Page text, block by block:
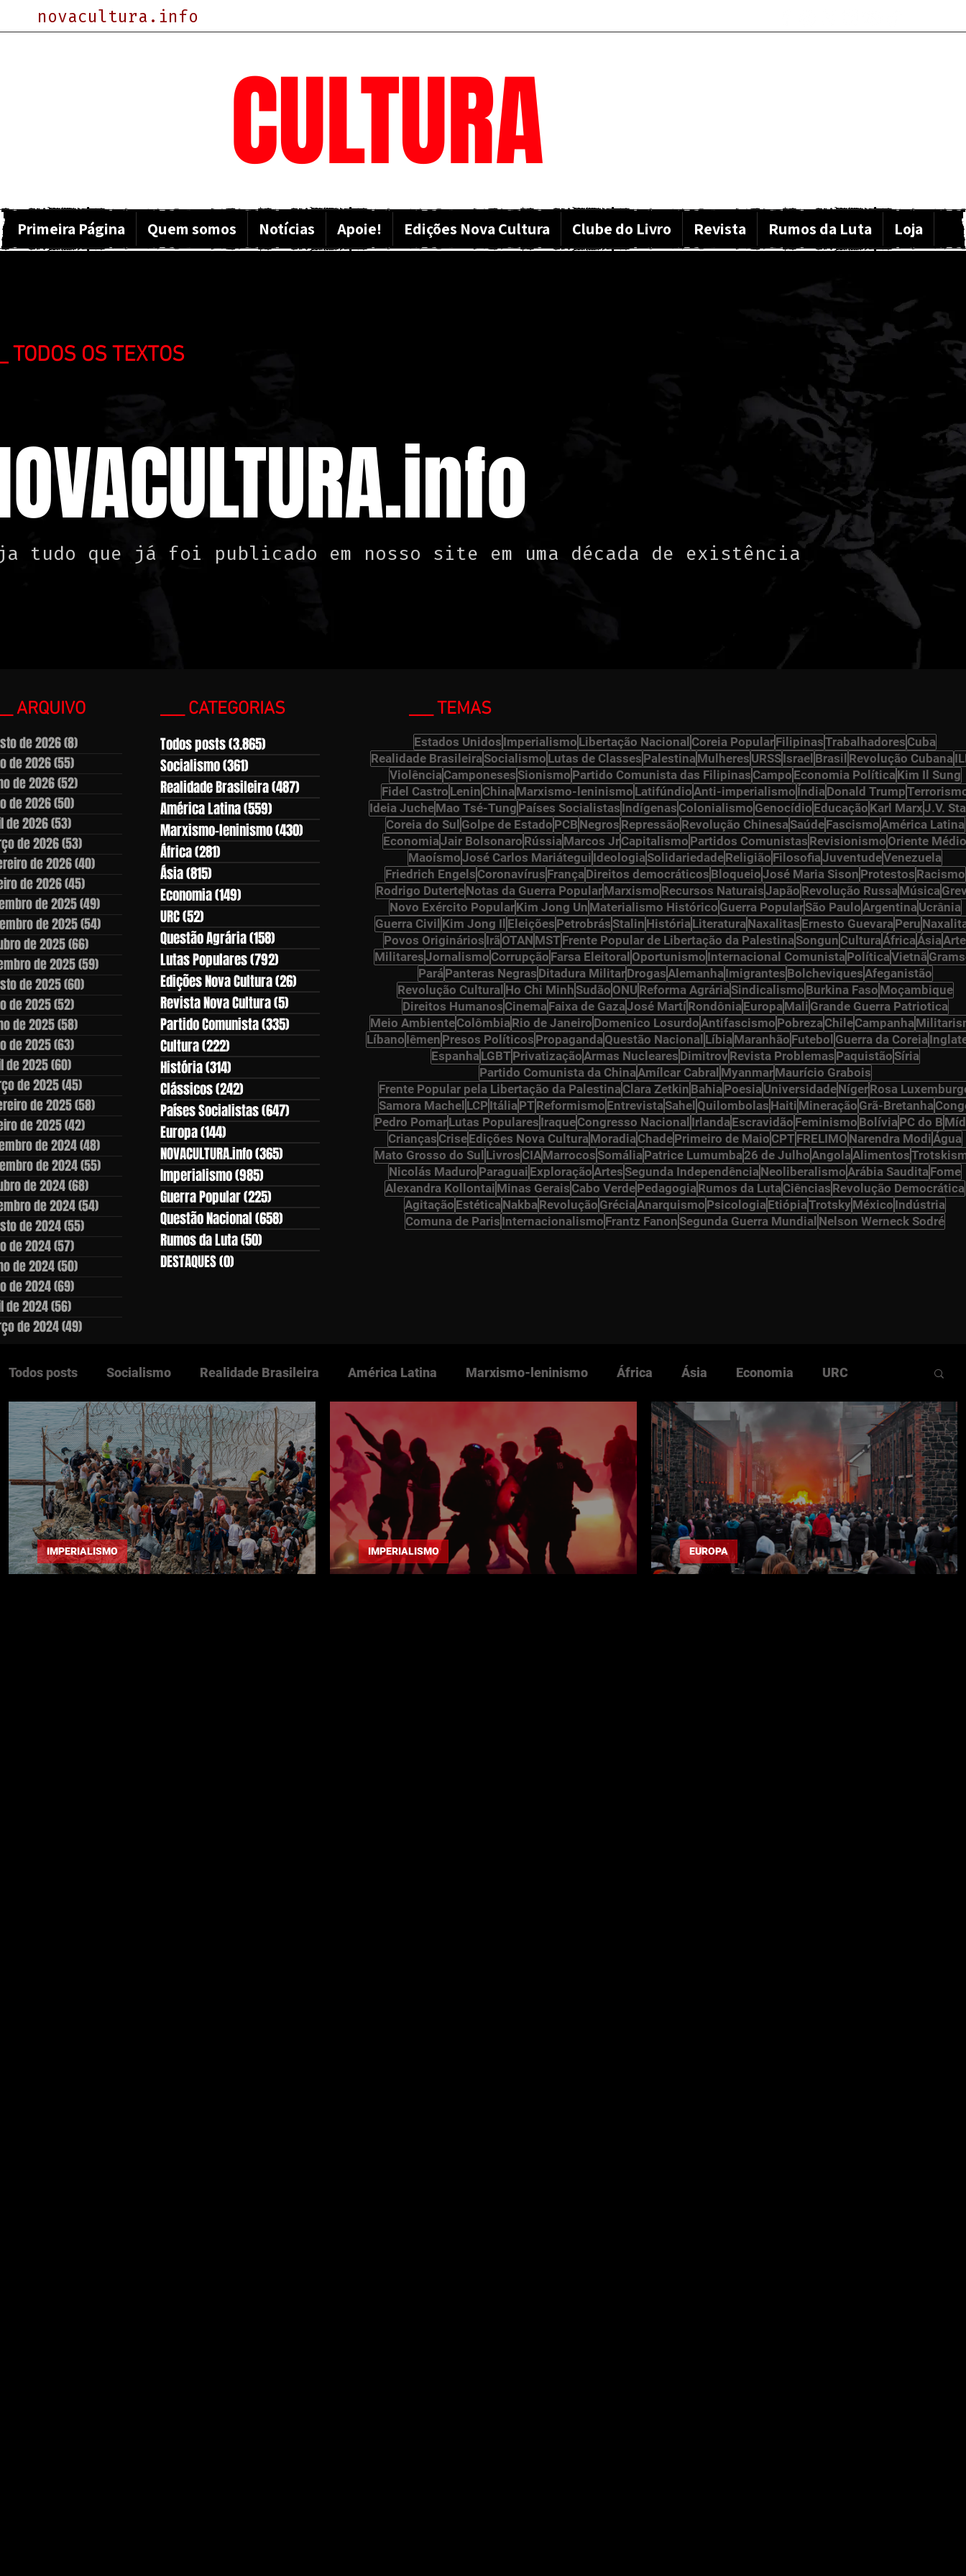
novacultura.info
CULTURA
Primeira Página Quem somos Notícias Apoie! Edições Nova Cultura Clube do Livro Revista Rumos da Luta Loja
TODOS OS TEXTOS
tudo que já foi publicado em nosso site em uma década de existência
ARQUIVO ___ CATEGORIAS ___ TEMAS
de 2026(8)
de 2026(55)
de 2026(52)
de 2026(50)
de 2026(53)
de 2026(53)
de 2026(40)
de 2026(45)
de 2025(49)
de 2025(54)
de 2025(66)
de 2025(59)
de 2025(60)
de 2025(52)
de 2025(58)
de 2025(63)
de 2025(60)
de 2025(45)
de 2025(58)
de 2025(42)
de 2024(48)
de 2024(55)
de 2024(68)
de 2024(54)
de 2024(55)
de 2024(57)
de 2024(50)
de 2024(69)
de 2024(56)
de 2024(49)
Todos posts(3.865)
Socialismo(361)
Realidade Brasileira(487)
América Latina(559)
Marxismo-leninismo(430)
África(281)
Ásia(815)
Economia(149)
URC(52)
Questão Agrária(158)
Lutas Populares(792)
Edições Nova Cultura(26)
Revista Nova Cultura(5)
Partido Comunista(335)
Cultura(222)
História(314)
Clássicos(242)
Países Socialistas(647)
Europa(144)
NOVACULTURA.info(365)
Imperialismo(985)
Guerra Popular(225)
Questão Nacional(658)
Rumos da Luta(50)
DESTAQUES(0)
Estados Unidos Imperialismo Libertação Nacional Coreia PopularFilipinasTrabalhadores Cuba
Realidade BrasileiraSocialismo Lutas de Classes PalestinaMulheres URSSIsrael Brasil Revolução Cubana
ViolênciaCamponesesSionismo Partido Comunista das Filipinas Campo Economia PolíticaKim Il Sung
Fidel Castro Lenin ChinaMarxismo-leninismo LatifúndioAnti-imperialismo ÍndiaDonald Trump
Ideia JucheMao Tsé-Tung Países Socialistas Indígenas Colonialismo Genocídio Educação Karl MarxJ.V.
Coreia do Sul Golpe de Estado PCB Negros Repressão Revolução ChinesaSaúdeFascismoAmérica Latina
EconomiaJair Bolsonaro RússiaMarcos JrCapitalismo Partidos Comunistas Revisionismo Oriente Médio
MaoísmoJosé Carlos Mariátegui IdeologiaSolidariedadeReligião FilosofiaJuventudeVenezuela
Friedrich Engels Coronavírus FrançaDireitos democráticos BloqueioJosé Maria Sison Protestos Racismo
Rodrigo DuterteNotas da Guerra PopularMarxismo Recursos NaturaisJapão Revolução RussaMúsica
Novo Exército PopularKim Jong Un Materialismo Histórico Guerra PopularSão PauloArgentinaUcrânia
Guerra Civil Kim Jong Il Eleições PetrobrásStalin HistóriaLiteraturaNaxalitas Ernesto GuevaraPeru
Povos Originários IrãOTAN MST Frente Popular de Libertação da PalestinaSongun CulturaÁfricaÁsiaArte
MilitaresJornalismo Corrupção Farsa Eleitoral Oportunismo Internacional ComunistaPolíticaVietnã
ParáPanteras Negras Ditadura MilitarDrogasAlemanhaImigrantes BolcheviquesAfeganistão
Revolução Cultural Ho Chi MinhSudão ONU Reforma AgráriaSindicalismo Burkina Faso Moçambique
Direitos Humanos CinemaFaixa de GazaJosé MartíRondôniaEuropaMali Grande Guerra Patriotica
Meio AmbienteColômbiaRio de Janeiro Domenico LosurdoAntifascismo PobrezaChileCampanha
Líbano Iêmen Presos Políticos PropagandaQuestão Nacional LíbiaMaranhão Futebol Guerra da Coreia
EspanhaLGBT PrivatizaçãoArmas Nucleares Dimitrov Revista Problemas PaquistãoSíria
Partido Comunista da ChinaAmílcar Cabral MyanmarMaurício Grabois
Frente Popular pela Libertação da PalestinaClara Zetkin BahiaPoesiaUniversidadeNígerRosa
Samora Machel LCPItáliaPT Reformismo EntrevistaSahel Quilombolas Haiti Mineração Grã-Bretanha
Pedro PomarLutas Populares IraqueCongresso Nacional IrlandaEscravidão Feminismo BolíviaPC do B
Crianças CriseEdições Nova CulturaMoradiaChadePrimeiro de Maio CPT FRELIMO Narendra ModiÁgua
Mato Grosso do Sul Livros CIAMarrocosSomáliaPatrice Lumumba26 de JulhoAngolaAlimentos
Nicolás Maduro Paraguai ExploraçãoArtesSegunda IndependênciaNeoliberalismoArábia SauditaFome
Alexandra Kollontai Minas Gerais Cabo VerdePedagogiaRumos da LutaCiências Revolução Democrática
Agitação EstéticaNakbaRevolução GréciaAnarquismo PsicologiaEtiópiaTrotskyMéxico Indústria
Comuna de Paris Internacionalismo Frantz FanonSegunda Guerra Mundial Nelson Werneck Sodré
Todos posts Socialismo Realidade Brasileira América Latina Marxismo-leninismo África Ásia Economia URC
Questão Agrária Lutas Populares Edições Nova Cultura Revista Nova Cultura Partido Comunista Cultura História
Clássicos Países Socialistas Europa NOVACULTURA.info Imperialismo Guerra Popular Questão Nacional Rumos da Luta
DESTAQUES
IMPERIALISMO IMPERIALISMO EUROPA